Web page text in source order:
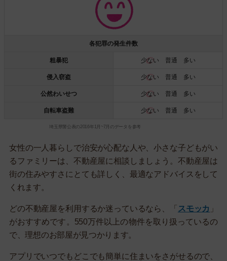
各犯罪の発生件数
粗暴犯 少ない 普通 多い
侵入窃盗 少ない 普通 多い
公然わいせつ 少ない 普通 多い
自転車盗難 少ない 普通 多い
埼玉県警公表の2016年1月~7月のデータを参考
女性の一人暮らしで治安が心配な人や、小さな子どもがい
るファミリーは、不動産屋に相談しましょう。不動産屋は
街の住みやすさにとても詳しく、最適なアドバイスをして
くれます。
どの不動産屋を利用するか迷っているなら、「 スモッカ 」
がおすすめです。550万件以上の物件を取り扱っているの
で、理想のお部屋が見つかります。
アプリでいつでもどこでも簡単に住まいをさがせるので、